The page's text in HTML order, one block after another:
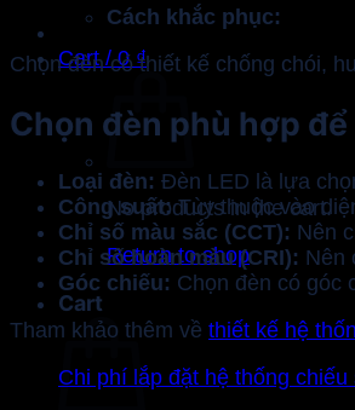
Cart /0 ₫
No products in the cart.
Return to shop
Cart
Cách khắc phục:
Chọn đèn có thiết kế chống chói,
Chọn đèn phù hợp
Loại đèn: Đèn LED là lựa
Công suất:Tùy thuộc vào
Chỉ số màu sắc (CCT): Nên
Chỉ số hoàn màu (CRI): Nên
Góc chiếu: Chọn đèn có góc
Tham khảo thêm về thiết kế hệ
Chi phí lắp đặt hệ thống